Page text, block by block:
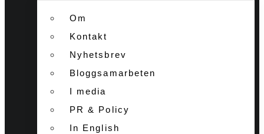
Om
Kontakt
Nyhetsbrev
Bloggsamarbeten
I media
PR & Policy
In English